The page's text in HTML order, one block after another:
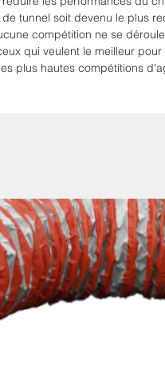
tunnel soit devenu le plus
compétition ne se
qui veulent le meilleur
plus hautes compétitions